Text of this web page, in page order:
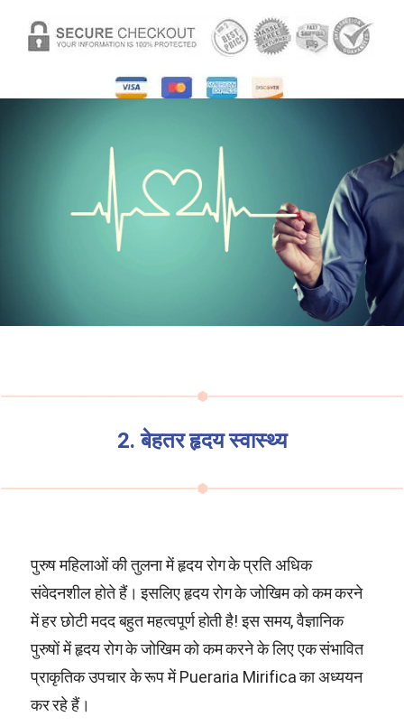
2. बेहतर हृदय स्वास्थ्य
पुरुष महिलाओं की तुलना में हृदय रोग के प्रति अधिक
संवेदनशील होते हैं। इसलिए हृदय रोग के जोखिम को कम करने
में हर छोटी मदद बहुत महत्वपूर्ण होती है! इस समय, वैज्ञानिक
पुरुषों में हृदय रोग के जोखिम को कम करने के लिए एक संभावित
प्राकृतिक उपचार के रूप मेंPueraria Mirificaका अध्ययन
कर रहे हैं।